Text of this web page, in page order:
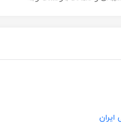
ایران